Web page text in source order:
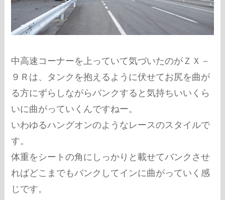
中高速コーナーを上っていて気づいたのがＺＸ－
９Ｒは、タンクを抱えるように伏せてお尻を曲が
る方にずらしながらバンクすると気持ちいいくら
いに曲がっていくんですねー。
いわゆるハングオンのようなレースのスタイルで
す。
体重をシートの角にしっかりと載せてバンクさせ
ればどこまでもバンクしてインに曲がっていく感
じです。